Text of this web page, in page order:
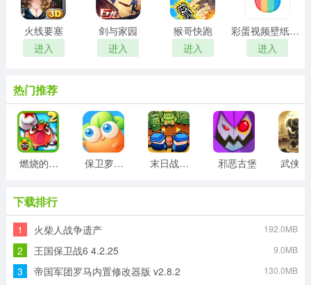
火线要塞
进入
剑与家园
进入
猴哥快跑
进入
彩蛋视频壁纸手机版
进入
热门推荐
燃烧的蔬菜2正版 保卫萝卜3最新版 末日战线最新版 邪恶古堡
下载排行
1 火柴人战争遗产 192.0MB
2 王国保卫战6 4.2.25 9.0MB
3 帝国军团罗马内置修改器版 v2.8.2 130.0MB